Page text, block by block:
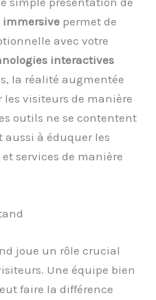
immersive permet de
avec votre
interactives
la réalité augmentée
visiteurs de manière
outils ne se contentent
aussi à éduquer les
services de manière
joue un rôle crucial
Une équipe bien
faire la différence